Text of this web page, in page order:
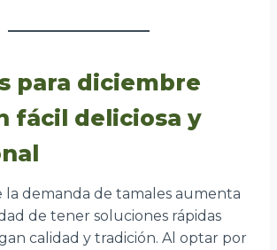
para diciembre
fácil deliciosa y
la demanda de tamales aumenta
de tener soluciones rápidas
calidad y tradición. Al optar por